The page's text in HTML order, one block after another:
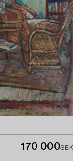
170 000SEK